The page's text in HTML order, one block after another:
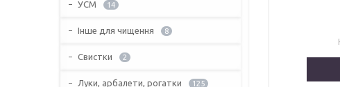
УСМ 14
Інше для чищення 8
Свистки 2
Луки, арбалети, рогатки 125